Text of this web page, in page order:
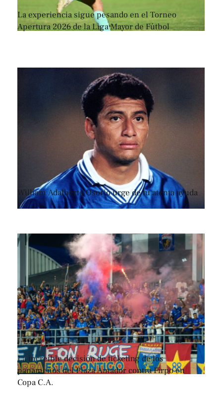
La experiencia sigue pesando en el Torneo
Apertura 2026 de la Liga Mayor de Fútbol
William Adalberto Osorio urge de tu atenta ayuda
La increíble decisión de ticketing de los
panameños del Plaza Amador contra Firpo en
Copa C.A.